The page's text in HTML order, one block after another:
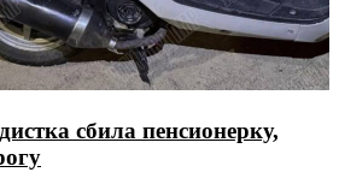
сбила пенсионерку,